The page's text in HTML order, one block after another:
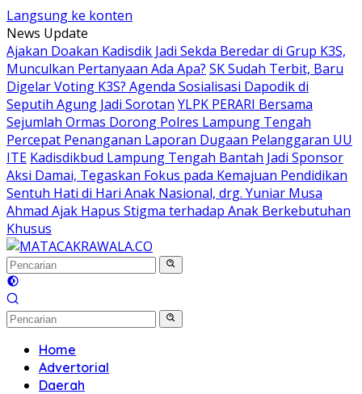
Langsung ke konten
News Update
Ajakan Doakan Kadisdik Jadi Sekda Beredar di Grup K3S,
Munculkan Pertanyaan Ada Apa? SK Sudah Terbit, Baru
Digelar Voting K3S? Agenda Sosialisasi Dapodik di
Seputih Agung Jadi Sorotan YLPK PERARI Bersama
Sejumlah Ormas Dorong Polres Lampung Tengah
Percepat Penanganan Laporan Dugaan Pelanggaran UU
ITE Kadisdikbud Lampung Tengah Bantah Jadi Sponsor
Aksi Damai, Tegaskan Fokus pada Kemajuan Pendidikan
Sentuh Hati di Hari Anak Nasional, drg. Yuniar Musa
Ahmad Ajak Hapus Stigma terhadap Anak Berkebutuhan
Khusus
Home
Advertorial
Daerah